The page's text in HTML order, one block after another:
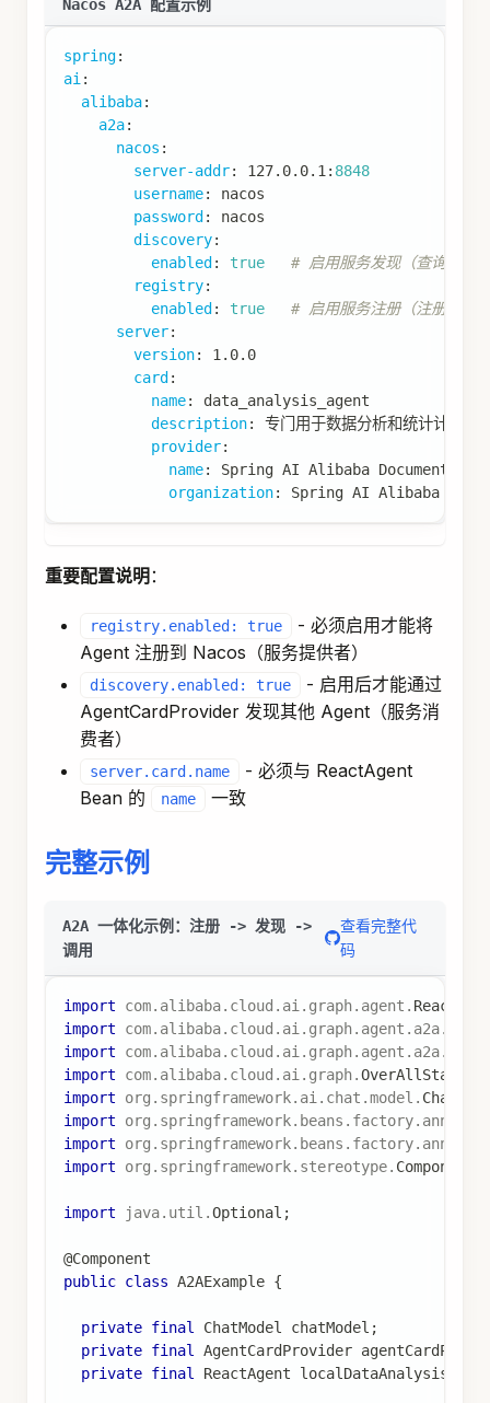
Nacos A2A 配置示例
spring:
ai :
alibaba:
a2a:
nacos :
server-addr: 127.0.0.1 : 8848
username:
nacos
password :
nacos
discovery:
enabled : true
# 启用服务发现（查询其他
registry:
enabled : true
# 启用服务注册（注册本地
server:
version:
1.0.0
card :
name:
data_analysis_agent
description:
专门用于数据分析和统计计算的
provider:
name:
Spring AI Alibaba
organization: Spring AI Alibaba
重要配置说明：
registry.enabled: true
- 必须启用才能将
Agent 注册到 Nacos（服务提供者）
discovery.enabled: true
- 启用后才能通过
AgentCardProvider 发现其他 Agent（服务消
费者）
server.card.name
- 必须与 ReactAgent
Bean 的
name 一致
完整示例
A2A 一体化示例：注册 -> 发现 ->
调用
查看完整代
码
import com. alibaba. cloud . ai. graph. agent .
import
com. alibaba. cloud . ai. graph. agent . a2a.
import
com. alibaba. cloud . ai. graph. agent . a2a.
import
com. alibaba. cloud . ai. graph.OverAllState
import
org . springframework. ai. chat .model .
import
org . springframework. beans . factory.
import
org . springframework. beans . factory.
import
org . springframework. stereotype. Component
import java. util .Optional ;
@Component
public class A2AExample {
private final ChatModel chatModel ;
private final AgentCardProvider
private final ReactAgent